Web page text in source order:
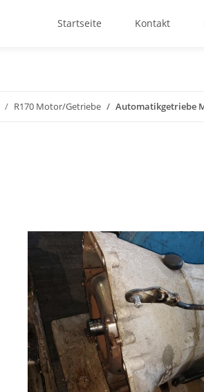
Startseite Kontakt
R170 Motor/Getriebe Automatikgetriebe